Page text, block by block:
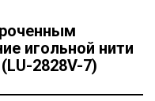
игольной нити
2828V-7)